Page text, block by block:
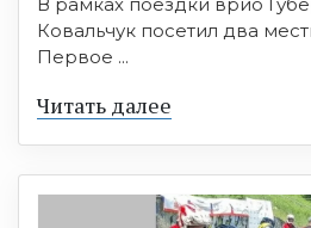
Ковальчук посетил два
Первое ...
Читать далее